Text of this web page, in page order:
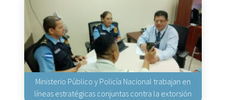
Ministerio Público y Policía Nacional trabajan en
líneas estratégicas conjuntas contra la extorsión